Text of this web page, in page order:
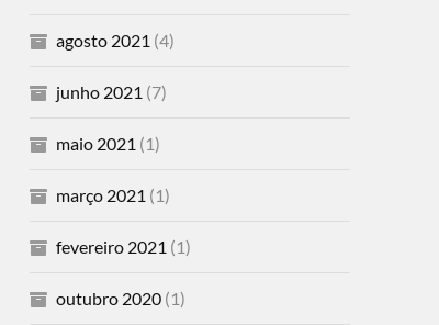
agosto 2021 (4)
junho 2021 (7)
maio 2021 (1)
março 2021 (1)
fevereiro 2021 (1)
outubro 2020(1)